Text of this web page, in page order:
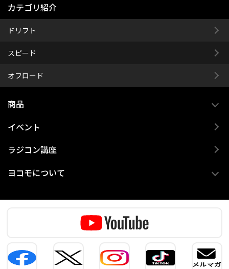
カテゴリ紹介
ドリフト
スピード
オフロード
商品
イベント
ラジコン講座
ヨコモについて